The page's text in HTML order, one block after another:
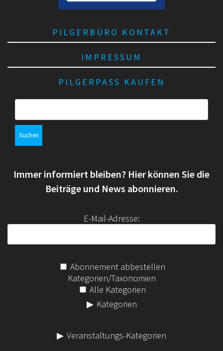
PILGERBÜRO KONTAKT
IMPRESSUM
PILGERPASS KAUFEN
n
a
c
:
Immer informiert bleiben? Hier können Sie die
Beiträge und News abonnieren.
E-Mail-Adresse:
Abonnement abbestellen
Kategorien/Taxonomien
Alle Kategorien
Kategorien
Veranstaltungs-Kategorien